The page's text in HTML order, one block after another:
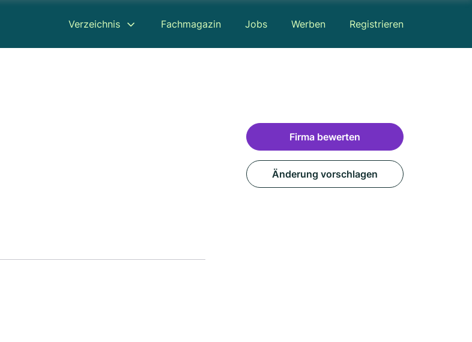
Verzeichnis Fachmagazin Jobs Werben Registrieren
Firma bewerten
Änderung vorschlagen